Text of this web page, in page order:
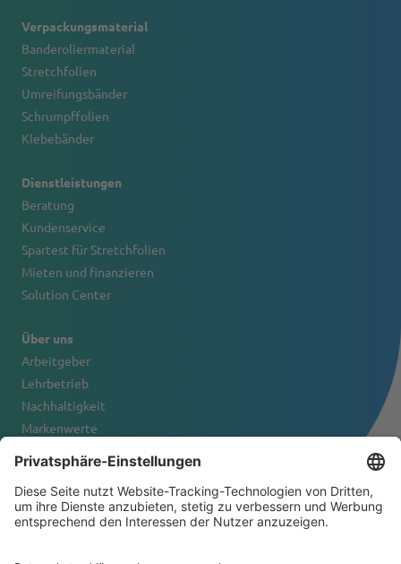
Verpackungsmaterial
Banderoliermaterial
Stretchfolien
Umreifungsbänder
Schrumpffolien
Klebebänder
Dienstleistungen
Beratung
Kundenservice
Spartest für Stretchfolien
Mieten und finanzieren
Solution Center
Über uns
Arbeitgeber
Lehrbetrieb
Nachhaltigkeit
Markenwerte
Kontakt